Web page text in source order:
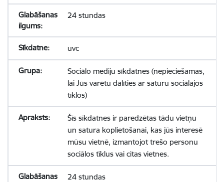
24 stundas
uvc
Sociālo mediju sīkdatnes (nepieciešamas,
lai Jūs varētu dalīties ar saturu sociālajos
tīklos)
Šīs sīkdatnes ir paredzētas tādu vietņu
un satura koplietošanai, kas jūs interesē
mūsu vietnē, izmantojot trešo personu
sociālos tīklus vai citas vietnes.
24 stundas